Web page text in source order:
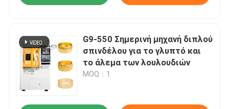
G9-550 Σημερινή μηχανή διπλού
σπινδέλου για το γλυπτό και
το άλεμα των λουλουδιών
MOQ：1